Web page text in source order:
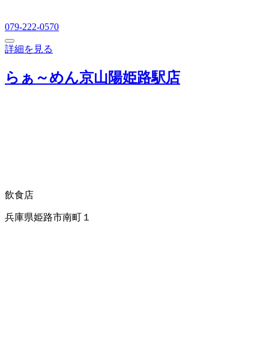
079-222-0570
詳細を見る
らぁ～めん京山陽姫路駅店
飲食店
兵庫県姫路市南町１